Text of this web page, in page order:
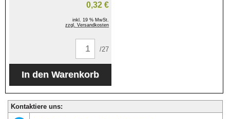
0,32 €
inkl. 19 % MwSt.
zzgl. Versandkosten
/27
Kontaktiere uns: